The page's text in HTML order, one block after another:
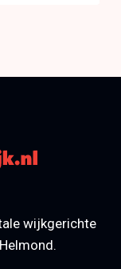
wijkgerichte